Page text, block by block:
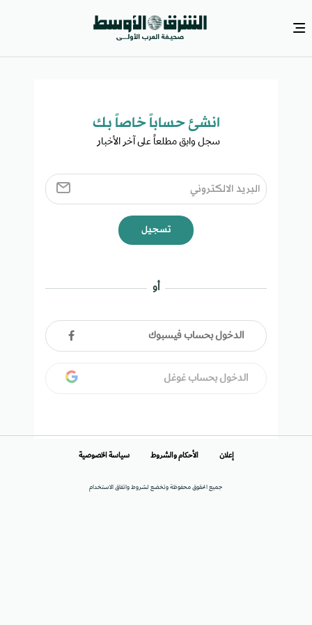
انشئ حساباً خاصاً بك​
سجل وابق مطلعاً على آخر الأخبار ​
تسجيل
أو
الدخول بحساب فيسبوك
الدخول بحساب غوغل
جميع الحقوق محفوظة وتخضع لشروط واتفاق الاستخدام
إعلان الأحكام والشروط سياسة الخصوصية